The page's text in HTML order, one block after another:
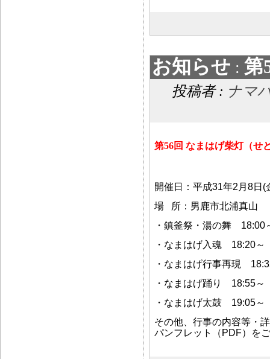
お知らせ : 第
投稿者 : ナマ
第56回 なまはげ柴灯（せ
開催日： 平成31年2月8日(
場 所： 男鹿市北浦真山
・鎮釜祭・湯の舞 18:00
・なまはげ入魂 18:20～
・なまはげ行事再現
・なまはげ踊り 18:55～
・なまはげ太鼓 19:05～
その他、行事の内容等・
パンフレット（PDF）を